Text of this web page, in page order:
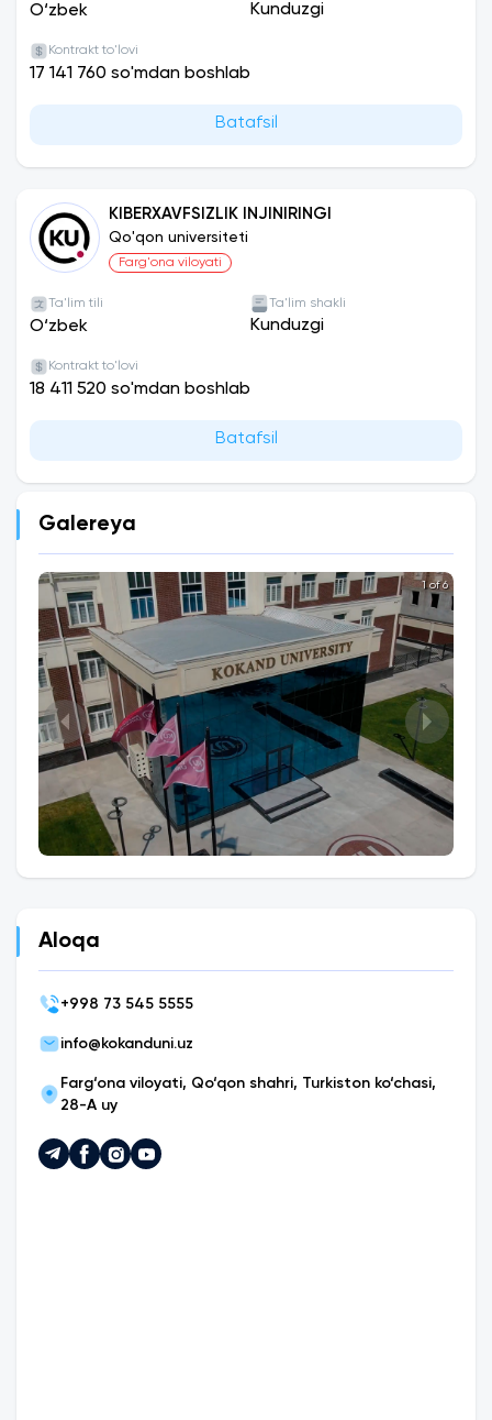
O‘zbek Kunduzgi
Kontrakt to'lovi
17 141 760 so'mdan boshlab
Batafsil
KIBERXAVFSIZLIK INJINIRINGI
Qo'qon universiteti
Farg'ona viloyati
Ta'lim tili
O‘zbek
Ta'lim shakli
Kunduzgi
Kontrakt to'lovi
18 411 520 so'mdan boshlab
Batafsil
Galereya
1 of 6
Aloqa
+998 73 545 5555
info@kokanduni.uz
Farg‘ona viloyati, Qo‘qon shahri, Turkiston ko‘chasi,
28-A uy